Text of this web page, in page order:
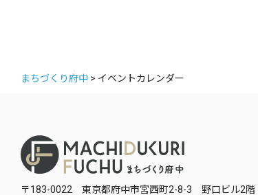
まちづくり府中 > イベントカレンダー
〒183-0022 東京都府中市宮西町2-8-3 野口ビル2階